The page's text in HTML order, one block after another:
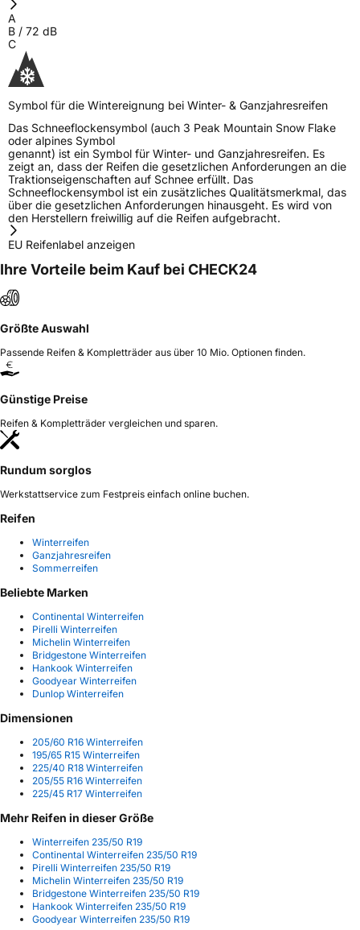
A
B / 72 dB
C
Symbol für die Wintereignung bei Winter- & Ganzjahresreifen
Das Schneeflockensymbol (auch 3 Peak Mountain Snow Flake
oder alpines Symbol
genannt) ist ein Symbol für Winter- und Ganzjahresreifen. Es
zeigt an, dass der Reifen die gesetzlichen Anforderungen an die
Traktionseigenschaften auf Schnee erfüllt. Das
Schneeflockensymbol ist ein zusätzliches Qualitätsmerkmal, das
über die gesetzlichen Anforderungen hinausgeht. Es wird von
den Herstellern freiwillig auf die Reifen aufgebracht.
EU Reifenlabel anzeigen
Ihre Vorteile beim Kauf bei CHECK24
Größte Auswahl
Passende Reifen & Kompletträder aus über 10 Mio. Optionen finden.
Günstige Preise
Reifen & Kompletträder vergleichen und sparen.
Rundum sorglos
Werkstattservice zum Festpreis einfach online buchen.
Reifen
Winterreifen
Ganzjahresreifen
Sommerreifen
Beliebte Marken
Continental Winterreifen
Pirelli Winterreifen
Michelin Winterreifen
Bridgestone Winterreifen
Hankook Winterreifen
Goodyear Winterreifen
Dunlop Winterreifen
Dimensionen
205/60 R16 Winterreifen
195/65 R15 Winterreifen
225/40 R18 Winterreifen
205/55 R16 Winterreifen
225/45 R17 Winterreifen
Mehr Reifen in dieser Größe
Winterreifen 235/50 R19
Continental Winterreifen 235/50 R19
Pirelli Winterreifen 235/50 R19
Michelin Winterreifen 235/50 R19
Bridgestone Winterreifen 235/50 R19
Hankook Winterreifen 235/50 R19
Goodyear Winterreifen 235/50 R19